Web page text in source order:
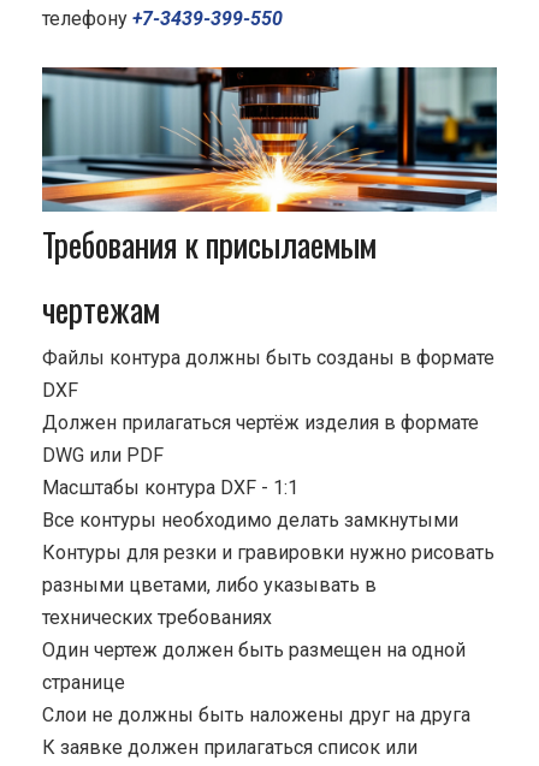
телефону +7-3439-399-550
Требования к присылаемым
чертежам
Файлы контура должны быть созданы в формате
DXF
Должен прилагаться чертёж изделия в формате
DWG или PDF
Масштабы контура DXF - 1:1
Все контуры необходимо делать замкнутыми
Контуры для резки и гравировки нужно рисовать
разными цветами, либо указывать в
технических требованиях
Один чертеж должен быть размещен на одной
странице
Cлои не должны быть наложены друг на друга
К заявке должен прилагаться список или